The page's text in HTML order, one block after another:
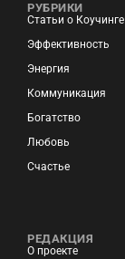
РУБРИКИ
Статьи о Коучинге
Эффективность
Энергия
Коммуникация
Богатство
Любовь
Счастье
РЕДАКЦИЯ
О проекте